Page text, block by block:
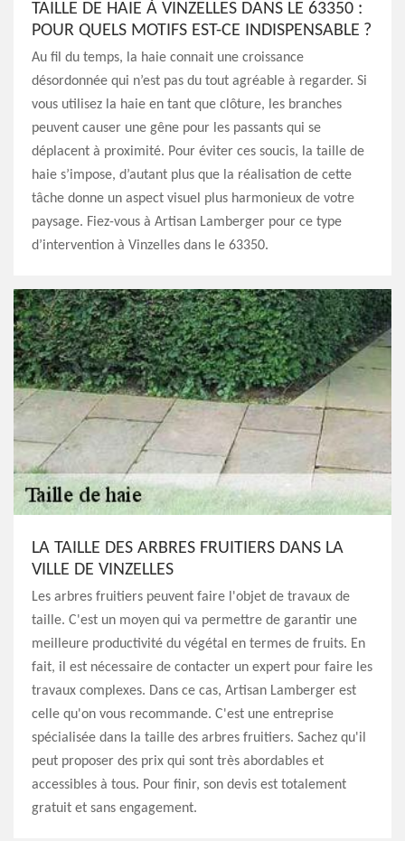
TAILLE DE HAIE À VINZELLES DANS LE 63350 :
POUR QUELS MOTIFS EST-CE INDISPENSABLE ?
Au fil du temps, la haie connait une croissance
désordonnée qui n’est pas du tout agréable à regarder. Si
vous utilisez la haie en tant que clôture, les branches
peuvent causer une gêne pour les passants qui se
déplacent à proximité. Pour éviter ces soucis, la taille de
haie s’impose, d’autant plus que la réalisation de cette
tâche donne un aspect visuel plus harmonieux de votre
paysage. Fiez-vous à Artisan Lamberger pour ce type
d’intervention à Vinzelles dans le 63350.
LA TAILLE DES ARBRES FRUITIERS DANS LA
VILLE DE VINZELLES
Les arbres fruitiers peuvent faire l'objet de travaux de
taille. C'est un moyen qui va permettre de garantir une
meilleure productivité du végétal en termes de fruits. En
fait, il est nécessaire de contacter un expert pour faire les
travaux complexes. Dans ce cas, Artisan Lamberger est
celle qu'on vous recommande. C'est une entreprise
spécialisée dans la taille des arbres fruitiers. Sachez qu'il
peut proposer des prix qui sont très abordables et
accessibles à tous. Pour finir, son devis est totalement
gratuit et sans engagement.